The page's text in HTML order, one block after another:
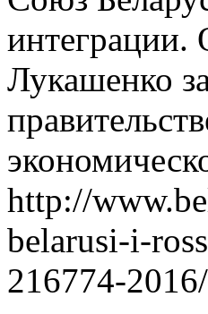
интеграции.
Лукашенко
http://
belarusi-i-
216774-2016/